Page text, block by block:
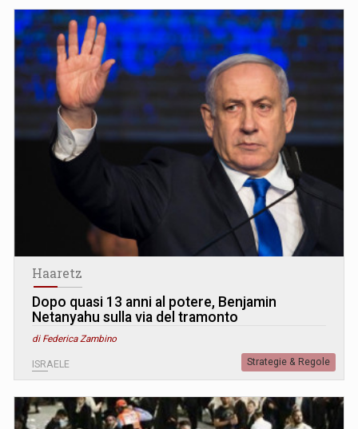
Haaretz
Dopo quasi 13 anni al potere, Benjamin
Netanyahu sulla via del tramonto
di Federica Zambino
ISRAELE Strategie & Regole